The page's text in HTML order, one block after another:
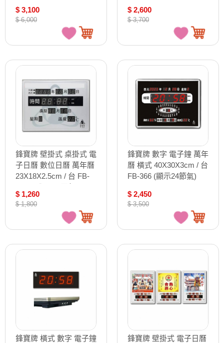
$ 3,100
$ 6,000
$ 2,600
$ 3,700
鋒寶牌 壁掛式 桌掛式 電
子日曆 數位日曆 萬年曆
23X18X2.5cm / 台 FB-
換)
$ 1,260
$ 1,800
鋒寶牌 數字 電子鐘 萬年
曆 橫式 40X30X3cm / 台
FB-366 (顯示24節氣)
$ 2,450
$ 3,500
鋒寶牌 橫式 數字 電子鐘
鋒寶牌 壁掛式 電子日曆